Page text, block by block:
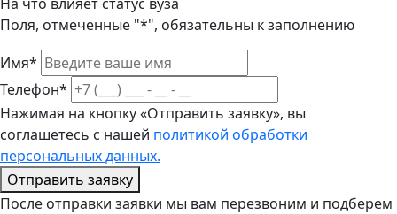
Поля, отмеченные "*", обязательны к заполнению
Имя*
Телефон*
Нажимая на кнопку «Отправить заявку», вы
соглашетесь с нашей политикой обработки
персональных данных.
Отправить заявку
После отправки заявки мы вам перезвоним и подберем